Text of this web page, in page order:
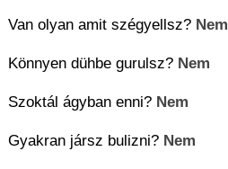
Van olyan amit szégyellsz? Nem
Könnyen dühbe gurulsz? Nem
Szoktál ágyban enni? Nem
Gyakran jársz bulizni? Nem